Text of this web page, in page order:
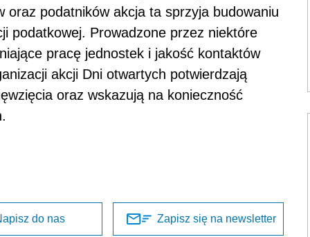
oraz podatników akcja ta sprzyja budowaniu
podatkowej. Prowadzone przez niektóre
pracę jednostek i jakość kontaktów
akcji Dni otwartych potwierdzają
oraz wskazują na konieczność
do nas Zapisz się na newsletter